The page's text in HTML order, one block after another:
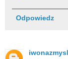
Odpowiedz